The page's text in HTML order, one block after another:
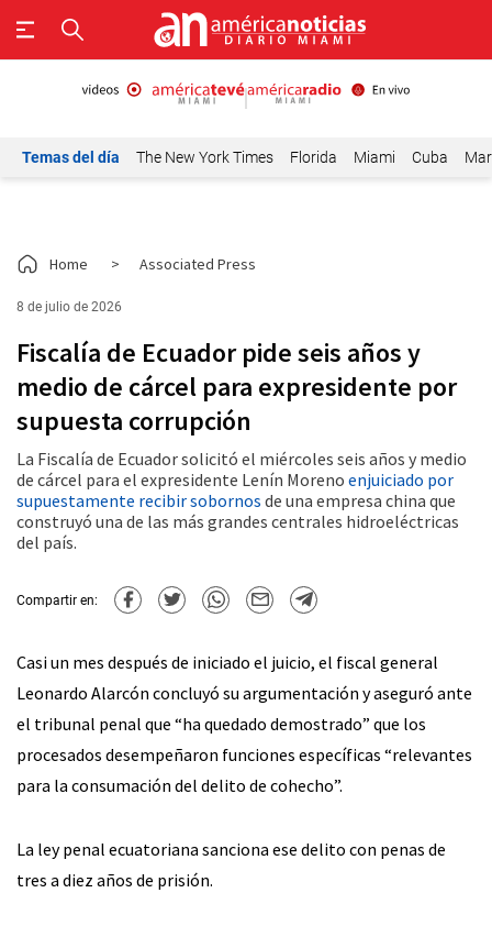
Temas del día The New York Times Florida Miami Cuba
Home > Associated Press
8 de julio de 2026
Fiscalía de Ecuador pide seis años y
medio de cárcel para expresidente por
supuesta corrupción
La Fiscalía de Ecuador solicitó el miércoles seis años y medio
de cárcel para el expresidente Lenín Moreno enjuiciado por
supuestamente recibir sobornos de una empresa china que
construyó una de las más grandes centrales hidroeléctricas
del país.
Compartir en:
Casi un mes después de iniciado el juicio, el fiscal general
Leonardo Alarcón concluyó su argumentación y aseguró ante
el tribunal penal que “ha quedado demostrado” que los
procesados desempeñaron funciones específicas “relevantes
para la consumación del delito de cohecho”.
La ley penal ecuatoriana sanciona ese delito con penas de
tres a diez años de prisión.